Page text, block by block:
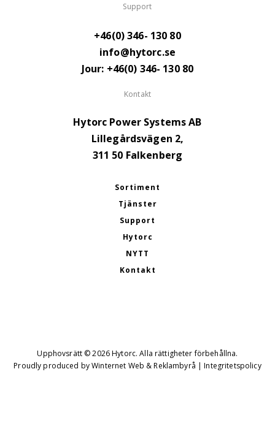
Support
+46(0) 346- 130 80
info@hytorc.se
Jour: +46(0) 346- 130 80
Kontakt
Hytorc Power Systems AB
Lillegårdsvägen 2,
311 50 Falkenberg
Sortiment
Tjänster
Support
Hytorc
NYTT
Kontakt
Upphovsrätt © 2026 Hytorc. Alla rättigheter förbehållna.
Proudly produced byWinternet Web & Reklambyrå |Integritetspolicy